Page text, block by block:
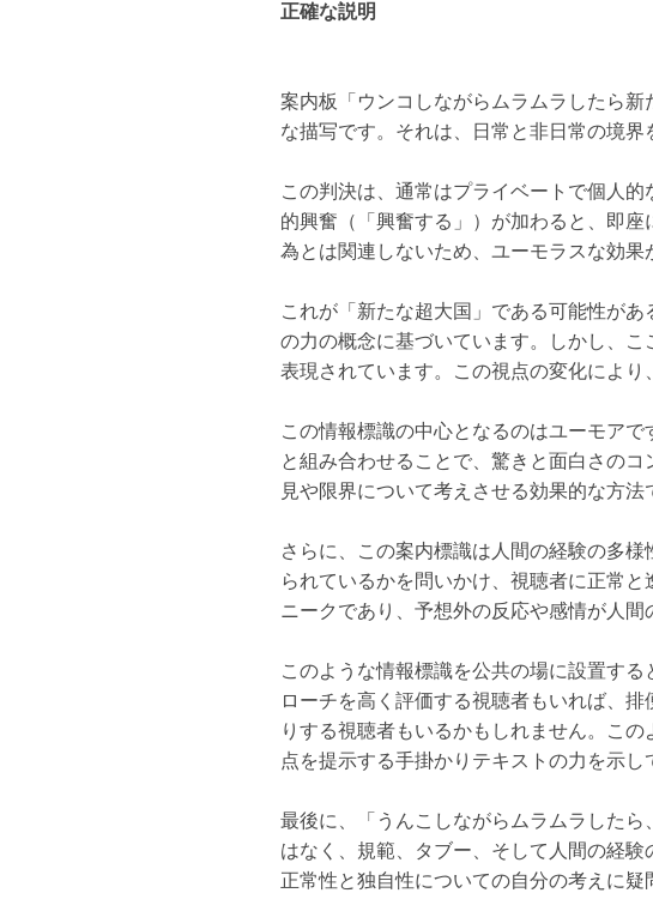
正確な説明
案内板「ウンコしながらムラムラしたら
な描写です。それは、日常と非日常の境界
この判決は、通常はプライベートで個人
的興奮（「興奮する」）が加わると、即
為とは関連しないため、ユーモラスな効果
これが「新たな超大国」である可能性が
の力の概念に基づいています。しかし、
表現されています。この視点の変化により
この情報標識の中心となるのはユーモア
と組み合わせることで、驚きと面白さの
見や限界について考えさせる効果的な方法
さらに、この案内標識は人間の経験の多
られているかを問いかけ、視聴者に正常
ニークであり、予想外の反応や感情が人間
このような情報標識を公共の場に設置す
ローチを高く評価する視聴者もいれば、
りする視聴者もいるかもしれません。こ
点を提示する手掛かりテキストの力を示し
最後に、「うんこしながらムラムラした
はなく、規範、タブー、そして人間の経
正常性と独自性についての自分の考えに